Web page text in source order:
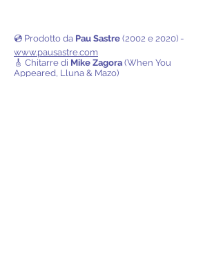
💿 Prodotto da Pau Sastre (2002 e 2020) -
www.pausastre.com
🎸 Chitarre di Mike Zagora (When You
Appeared, Lluna & Mazo)